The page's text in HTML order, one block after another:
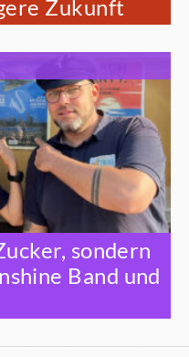
Zukunft
sondern
Band und